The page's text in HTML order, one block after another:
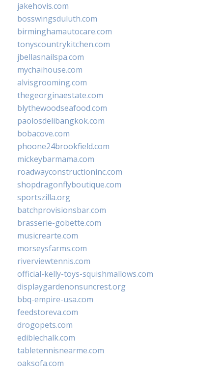
jakehovis.com
bosswingsduluth.com
birminghamautocare.com
tonyscountrykitchen.com
jbellasnailspa.com
mychaihouse.com
alvisgrooming.com
thegeorginaestate.com
blythewoodseafood.com
paolosdelibangkok.com
bobacove.com
phoone24brookfield.com
mickeybarmama.com
roadwayconstructioninc.com
shopdragonflyboutique.com
sportszilla.org
batchprovisionsbar.com
brasserie-gobette.com
musicrearte.com
morseysfarms.com
riverviewtennis.com
official-kelly-toys-squishmallows.com
displaygardenonsuncrest.org
bbq-empire-usa.com
feedstoreva.com
drogopets.com
ediblechalk.com
tabletennisnearme.com
oaksofa.com